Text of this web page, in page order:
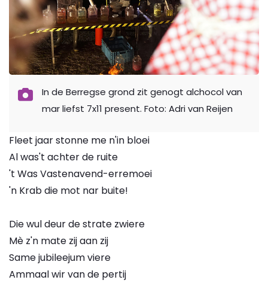
In de Berregse grond zit genogt alchocol van
mar liefst 7x11 present. Foto: Adri van Reijen
Fleet jaar stonne me n'in bloei
Al was't achter de ruite
't Was Vastenavend-erremoei
'n Krab die mot nar buite!
Die wul deur de strate zwiere
Mè z'n mate zij aan zij
Same jubileejum viere
Ammaal wir van de pertij